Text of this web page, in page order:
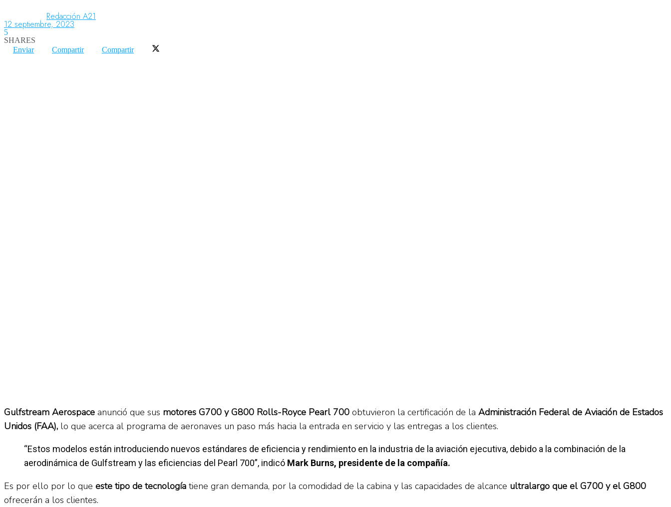
Aeronáutica
Aeropuertos
Redacción A21
12 septiembre, 2023
5
SHARES
Enviar
Compartir Compartir
Gulfstream Aerospace anunció que sus motores G700 y G800 Rolls-Royce Pearl 700 obtuvieron la certificación de la Administración Federal de Aviación de Estados
Unidos (FAA), lo que acerca al programa de aeronaves un paso más hacia la entrada en servicio y las entregas a los clientes.
“Estos modelos están introduciendo nuevos estándares de eficiencia y rendimiento en la industria de la aviación ejecutiva, debido a la combinación de la
aerodinámica de Gulfstream y las eficiencias del Pearl 700”, indicó Mark Burns, presidente de la compañía.
Es por ello por lo que este tipo de tecnología tiene gran demanda, por la comodidad de la cabina y las capacidades de alcance ultralargo que el G700 y el G800
ofrecerán a los clientes.